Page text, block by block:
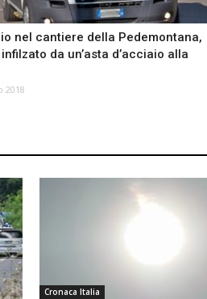
nel cantiere della Pedemontana,
da un’asta d’acciaio alla
2018
Cronaca Italia